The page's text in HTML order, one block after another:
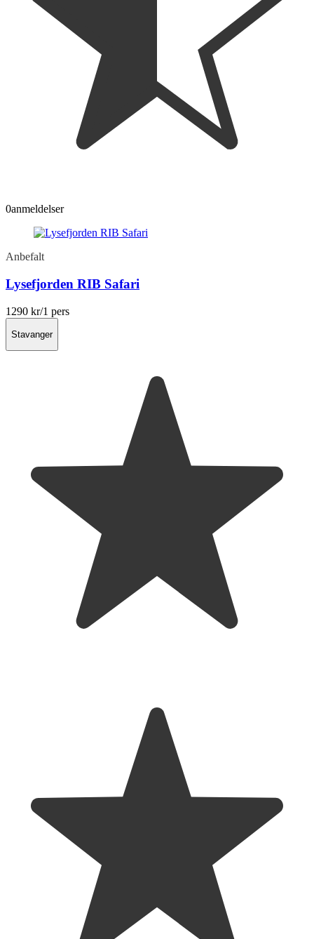
0anmeldelser
Anbefalt
Lysefjorden RIB Safari
1290 kr/1 pers
Stavanger